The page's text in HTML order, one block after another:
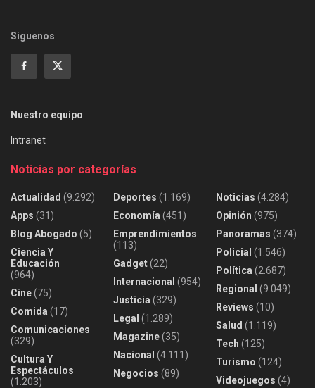
Siguenos
Nuestro equipo
Intranet
Noticias por categorías
Actualidad (9.292)
Apps (31)
Blog Abogado (5)
Ciencia Y
Educación
(964)
Cine(75)
Comida (17)
Comunicaciones
(329)
Cultura Y
Espectáculos
(1.203)
Deportes (1.169)
Economía (451)
Emprendimientos
(113)
Gadget(22)
Internacional (954)
Justicia (329)
Legal (1.289)
Magazine(35)
Nacional (4.111)
Negocios (89)
Noticias (4.284)
Opinión (975)
Panoramas (374)
Policial (1.546)
Política (2.687)
Regional (9.049)
Reviews (10)
Salud (1.119)
Tech (125)
Turismo (124)
Videojuegos (4)